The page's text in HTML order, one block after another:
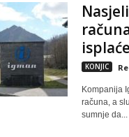
KONJIC
Kompanija
računa, a
sumnje da...